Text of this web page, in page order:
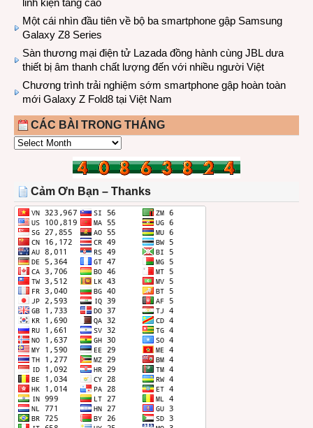
Một cái nhìn đầu tiên về bộ ba smartphone gập Samsung
Galaxy Z8 Series
Sàn thương mại điện tử Lazada đồng hành cùng JBL dưa
thiết bị âm thanh chất lượng đến với nhiều người Việt
Chương trình trải nghiệm sớm smartphone gập hoàn toàn
mới Galaxy Z Fold8 tại Việt Nam
CÁC BÀI TRONG THÁNG
CÁC
THÁNG
Cảm Ơn Bạn – Thanks